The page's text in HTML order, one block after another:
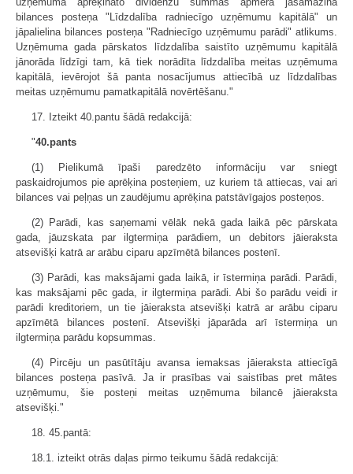
bilances posteņa "Līdzdalība radniecīgo uzņēmumu kapitālā" un
jāpalielina bilances posteņa "Radniecīgo uzņēmumu parādi" atlikums.
Uzņēmuma gada pārskatos līdzdalība saistīto uzņēmumu kapitālā
jānorāda līdzīgi tam, kā tiek norādīta līdzdalība meitas uzņēmuma
kapitālā, ievērojot šā panta nosacījumus attiecībā uz līdzdalības
meitas uzņēmumu pamatkapitālā novērtēšanu."
17. Izteikt 40.pantu šādā redakcijā:
"40.pants
(1) Pielikumā īpaši paredzēto informāciju var sniegt
paskaidrojumos pie aprēķina posteņiem, uz kuriem tā attiecas, vai ari
bilances vai peļņas un zaudējumu aprēķina patstāvīgajos posteņos.
(2) Parādi, kas saņemami vēlāk nekā gada laikā pēc pārskata
gada, jāuzskata par ilgtermiņa parādiem, un debitors jāieraksta
atsevišķi katrā ar arābu ciparu apzīmētā bilances postenī.
(3) Parādi, kas maksājami gada laikā, ir īstermiņa parādi. Parādi,
kas maksājami pēc gada, ir ilgtermiņa parādi. Abi šo parādu veidi ir
parādi kreditoriem, un tie jāieraksta atsevišķi katrā ar arābu ciparu
apzīmētā bilances postenī. Atsevišķi jāparāda arī īstermiņa un
ilgtermiņa parādu kopsummas.
(4) Pircēju un pasūtītāju avansa iemaksas jāieraksta attiecīgā
bilances posteņa pasīvā. Ja ir prasības vai saistības pret mātes
uzņēmumu, šie posteņi meitas uzņēmuma bilancē jāieraksta
atsevišķi."
18. 45.pantā:
18.1. izteikt otrās daļas pirmo teikumu šādā redakcijā: